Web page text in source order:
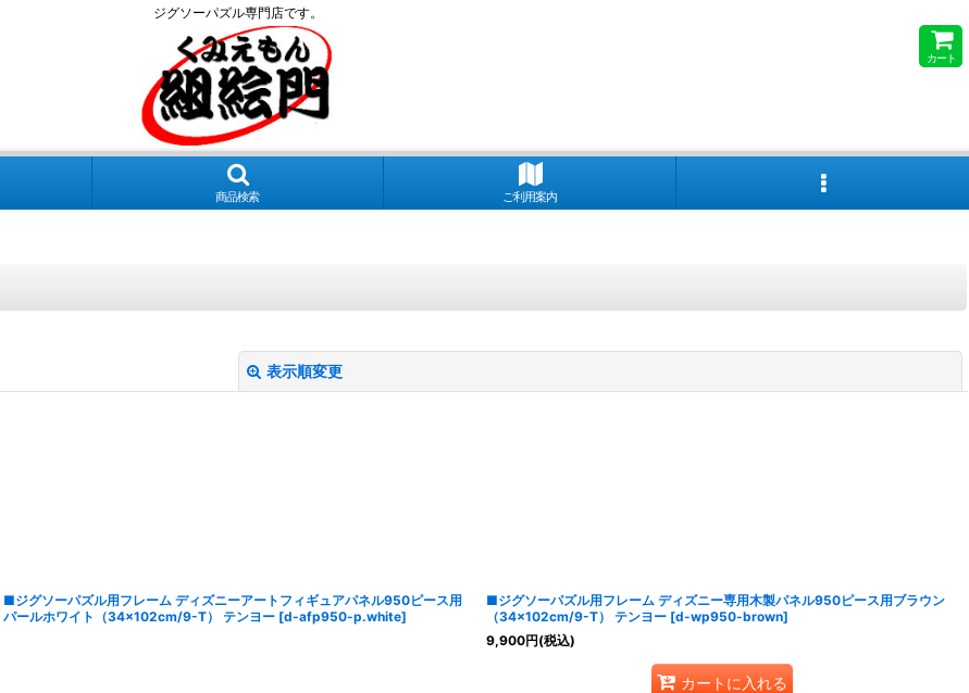
ジグソーパズル専門店です。
カート
商品検索 ご利用案内
表示順変更
■ジグソーパズル用フレーム ディズニーアートフィギュアパネル950ピース用
パールホワイト（34×102cm/9-T） テンヨー [d-afp950-p.white]
■ジグソーパズル用フレーム ディズニー専用木製パネル950ピース用ブラウン
（34×102cm/9-T） テンヨー [d-wp950-brown]
9,900円(税込)
カートに入れる